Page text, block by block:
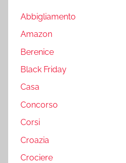
Abbigliamento
Amazon
Berenice
Black Friday
Casa
Concorso
Corsi
Croazia
Crociere